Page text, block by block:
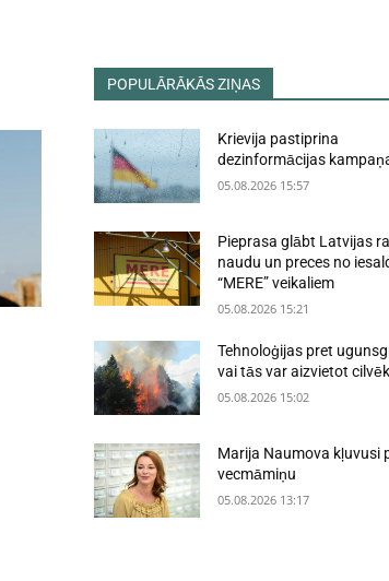
POPULĀRĀKĀS ZIŅAS
Krievija pastiprina
dezinformācijas
05.08.2026 15:57
Pieprasa glābt Latvijas
naudu un preces no
“MERE” veikaliem
05.08.2026 15:21
Tehnoloģijas pret
vai tās var aizvietot
05.08.2026 15:02
Marija Naumova kļuvusi
vecmāmiņu
05.08.2026 13:17